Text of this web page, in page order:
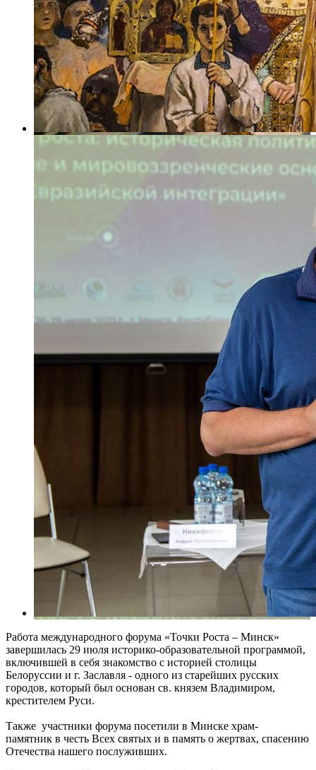
Работа международного форума «Точки Роста – Минск»
завершилась 29 июля историко-образовательной программой,
включившей в себя знакомство с историей столицы
Белоруссии и г. Заславля - одного из старейших русских
городов, который был основан св. князем Владимиром,
крестителем Руси.
Также участники форума посетили в Минске храм‐
памятник в честь Всех святых и в память о жертвах, спасению
Отечества нашего послуживших.